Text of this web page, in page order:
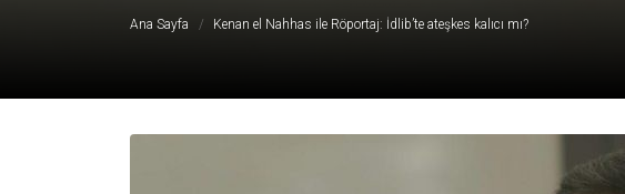
Ana Sayfa Kenan el Nahhas ile Röportaj: İdlib’te ateşkes kalıcı mı?